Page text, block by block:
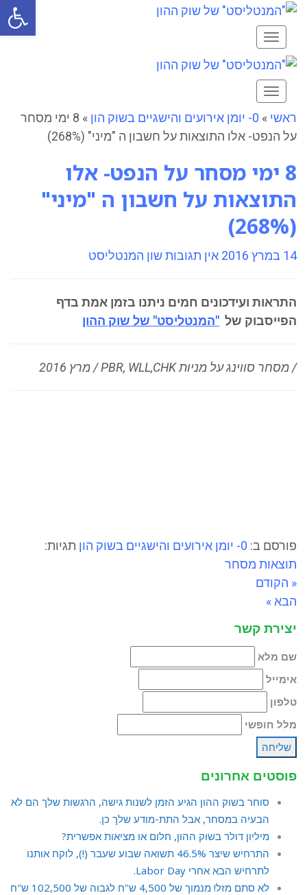
תפריט
תפריט
ראשי » 0- יומן אירועים והישגיים בשוק הון »
8 ימי מסחר
על הנפט- אלו התוצאות על חשבון ה "מיני" (268%)
8 ימי מסחר על הנפט- אלו
התוצאות על חשבון ה "מיני"
(268%)
14 במרץ 2016 אין תגובותשון המנטליסט
התראות ועידכונים חמים ניתנו בזמן אמת בדף
הפייסבוק של "המנטליסט" של שוק ההון
/ מסחר סווינג על מניות PBR, WLL,CHK / מרץ 2016
פורסם ב: 0- יומן אירועים והישגיים בשוק הון
תגיות:
תוצאות מסחר
« הקודם
הבא »
יצירת קשר
שם מלא
אימייל
טלפון
מלל חופשי
שליחה
פוסטים אחרונים
סוחר בשוק ההון הגיע הזמן לשנות גישה, הרגשות שלך הם לא
הבעיה במסחר, אבל התת-מודע שלך כן.
מיליון דולר בשוק ההון, חלום או מציאות אפשרית?
התרחיש שיצר 46.5% תשואה שבוע שעבר (!), לוקח אותנו
לתרחיש הבא אחרי Labor Day.
לא סתם מזל! מנמוך של 4,500 ש"ח לגבוה של 102,500 ש"ח
פתח